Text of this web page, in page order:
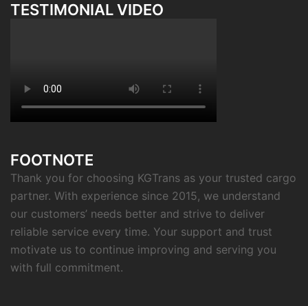
TESTIMONIAL VIDEO
FOOTNOTE
Thank you for choosing KGTrans as your trusted cargo
partner. With experience since 2015, we understand
our customers’ needs better and strive to deliver
reliable service every time. Your support and trust
motivate us to continue improving and serving you
with full commitment.